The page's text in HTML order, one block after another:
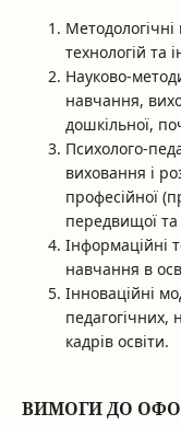
технологій та
Науково-
навчання,
дошкільної,
Психолого-
виховання і
професійної
передвищої та
Інформаційні
навчання в
Інноваційні
педагогічних,
кадрів освіти.
ВИМОГИ ДО